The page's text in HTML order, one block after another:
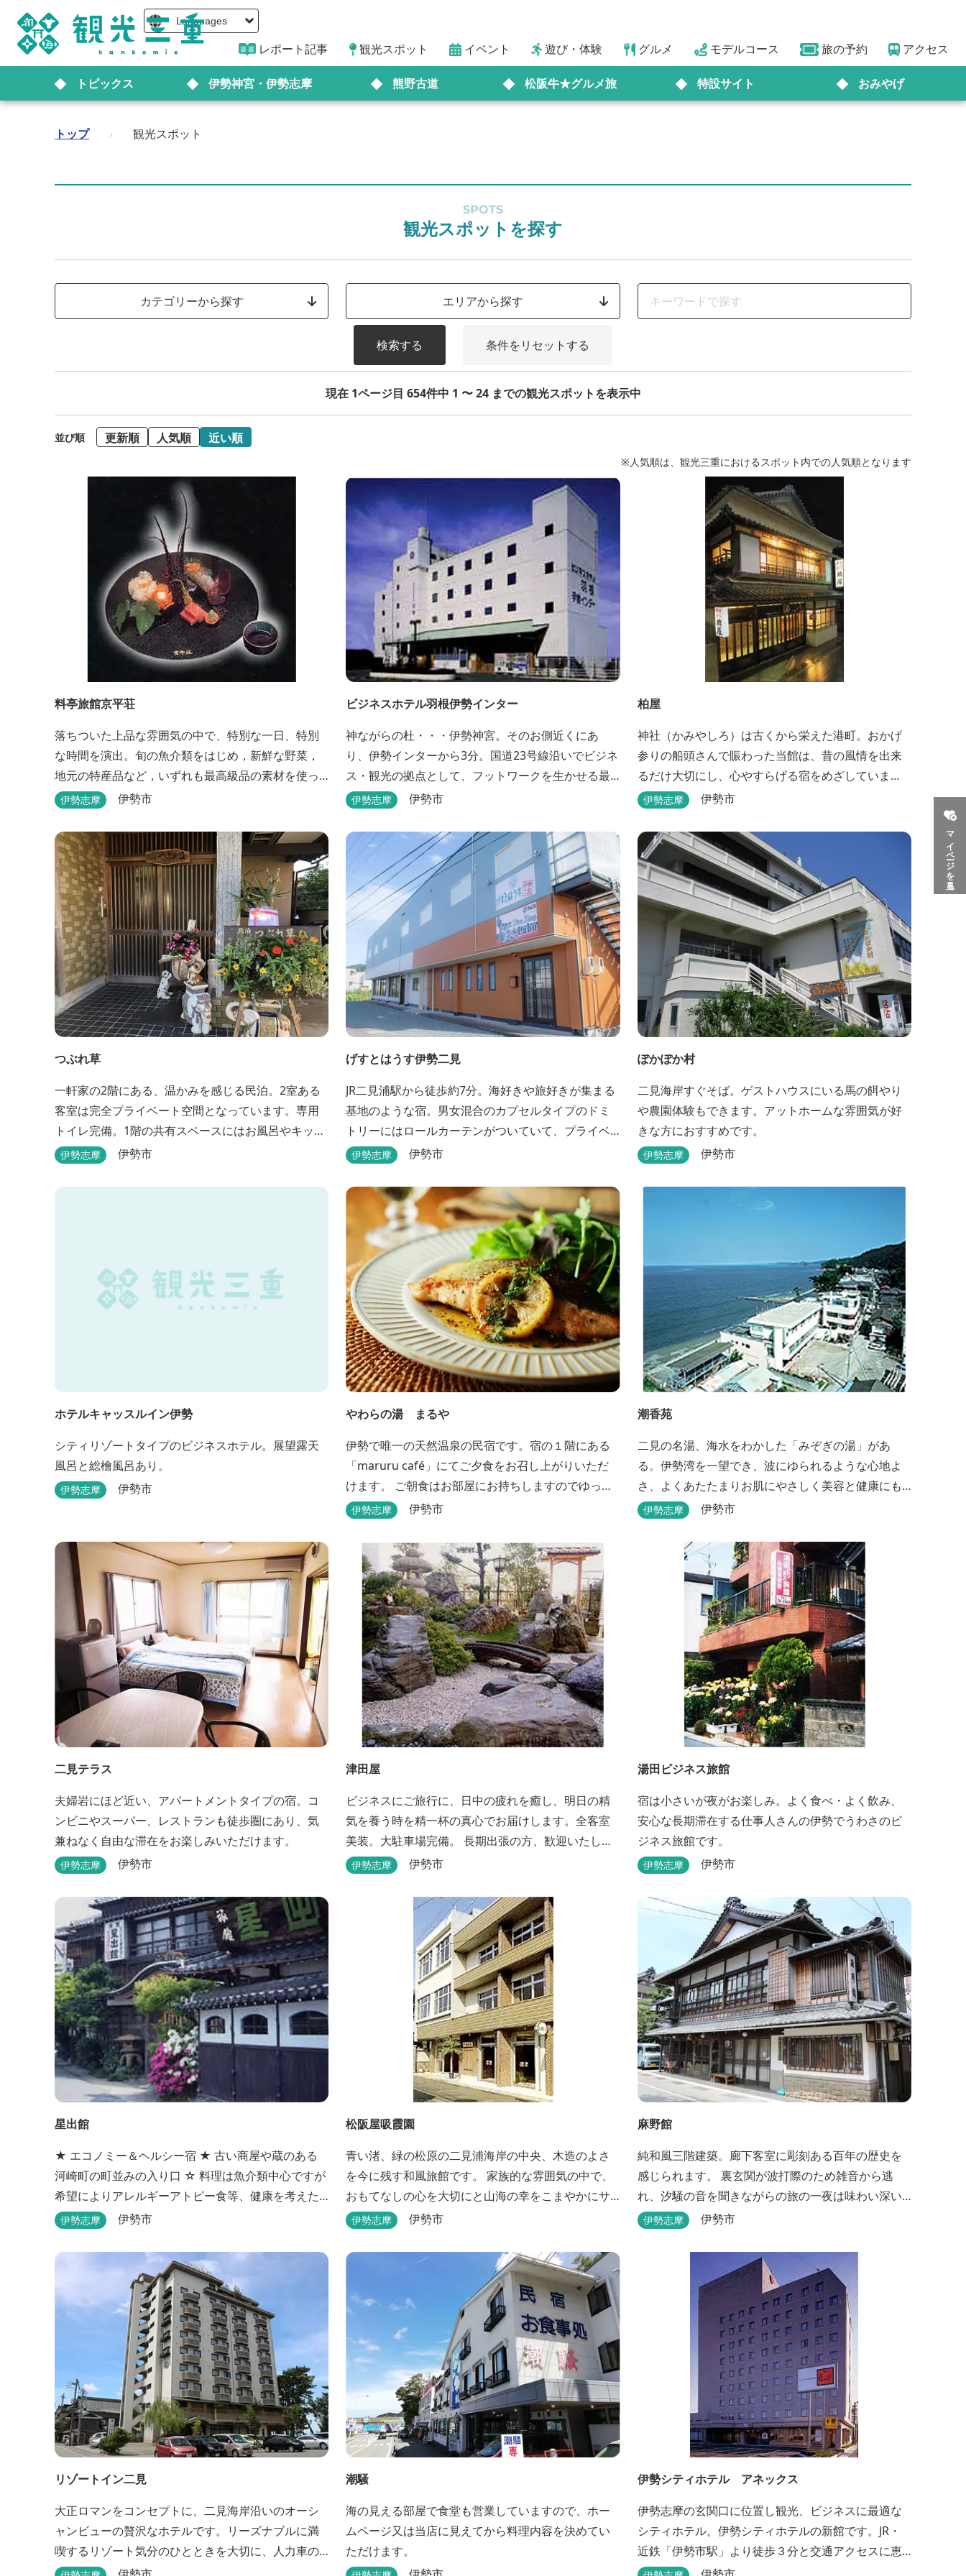
Languages
レポート記事 観光スポット イベント 遊び・体験 グルメ モデルコース 旅の予約 アクセス
トピックス 伊勢神宮・伊勢志摩 熊野古道 松阪牛★グルメ旅 特設サイト おみやげ
マイページを見る
トップ › 観光スポット
SPOTS
観光スポットを探す
カテゴリーから探す エリアから探す
検索する 条件をリセットする
現在 1ページ目 654件中 1 〜 24 までの観光スポットを表示中
並び順 更新順 人気順 近い順
※人気順は、観光三重におけるスポット内での人気順となります
料亭旅館京平荘
落ちついた上品な雰囲気の中で、特別な一日、特別
な時間を演出。旬の魚介類をはじめ，新鮮な野菜，
地元の特産品など，いずれも最高級品の素材を使っ
た懐石料理が一品出しで味わえます。昼食・夕食・
伊勢志摩 伊勢市
ビジネスホテル羽根伊勢インター
神ながらの杜・・・伊勢神宮。そのお側近くにあ
り、伊勢インターから3分。国道23号線沿いでビジネ
ス・観光の拠点として、フットワークを生かせる最
適なホテルです。
伊勢志摩 伊勢市
柏屋
神社（かみやしろ）は古くから栄えた港町。おかげ
参りの船頭さんで賑わった当館は、昔の風情を出来
るだけ大切にし、心やすらげる宿をめざしていま
す。また、伊勢志摩の美味しい海の幸、山の幸を低
伊勢志摩 伊勢市
つぶれ草
一軒家の2階にある、温かみを感じる民泊。2室ある
客室は完全プライベート空間となっています。専用
トイレ完備。1階の共有スペースにはお風呂やキッチ
ンもあります。
伊勢志摩 伊勢市
げすとはうす伊勢二見
JR二見浦駅から徒歩約7分。海好きや旅好きが集まる
基地のような宿。男女混合のカプセルタイプのドミ
トリーにはロールカーテンがついていて、プライベ
ートも守れます。
伊勢志摩 伊勢市
ぽかぽか村
二見海岸すぐそば。ゲストハウスにいる馬の餌やり
や農園体験もできます。アットホームな雰囲気が好
きな方におすすめです。
伊勢志摩 伊勢市
ホテルキャッスルイン伊勢
シティリゾートタイプのビジネスホテル。展望露天
風呂と総檜風呂あり。
伊勢志摩 伊勢市
やわらの湯 まるや
伊勢で唯一の天然温泉の民宿です。宿の１階にある
「maruru café」にてご夕食をお召し上がりいただ
けます。 ご朝食はお部屋にお持ちしますのでゆっく
りとお召し上がりください。 貸切り露天風呂完備、
伊勢志摩 伊勢市
潮香苑
二見の名湯、海水をわかした「みぞぎの湯」があ
る。伊勢湾を一望でき、波にゆられるような心地よ
さ、よくあたたまりお肌にやさしく美容と健康にも
よいと好評をいただいております。
伊勢志摩 伊勢市
二見テラス
夫婦岩にほど近い、アパートメントタイプの宿。コ
ンビニやスーパー、レストランも徒歩圏にあり、気
兼ねなく自由な滞在をお楽しみいただけます。
伊勢志摩 伊勢市
津田屋
ビジネスにご旅行に、日中の疲れを癒し、明日の精
気を養う時を精一杯の真心でお届けします。全客室
美装。大駐車場完備。 長期出張の方、歓迎いたしま
す。浴室は24時間ご利用頂けます。
伊勢志摩 伊勢市
湯田ビジネス旅館
宿は小さいが夜がお楽しみ。よく食べ・よく飲み、
安心な長期滞在する仕事人さんの伊勢でうわさのビ
ジネス旅館です。
伊勢志摩 伊勢市
星出館
★ エコノミー＆ヘルシー宿 ★ 古い商屋や蔵のある
河崎町の町並みの入り口 ☆ 料理は魚介類中心ですが
希望によりアレルギーアトピー食等、健康を考えた
料理も対応（要予約） ☆ 光明石や備長炭を設置した
を！ 【Japanese Inn Group 会員です】
伊勢志摩 伊勢市
松阪屋吸霞園
青い渚、緑の松原の二見浦海岸の中央、木造のよさ
を今に残す和風旅館です。 家族的な雰囲気の中で、
おもてなしの心を大切にと山海の幸をこまやかにサ
ービスさせていただきます。
伊勢志摩 伊勢市
麻野館
純和風三階建築。廊下客室に彫刻ある百年の歴史を
感じられます。 裏玄関が波打際のため雑音から逃
れ、汐騒の音を聞きながらの旅の一夜は味わい深い
ものがあります。 ※別館「いろは館」には、エイリ
た方はビックリしますよ。
伊勢志摩 伊勢市
リゾートイン二見
大正ロマンをコンセプトに、二見海岸沿いのオーシ
ャンビューの贅沢なホテルです。リーズナブルに満
喫するリゾート気分のひとときを大切に、人力車の
あるロビーでは大正時代の趣でお出迎え。そして、
潮騒
海の見える部屋で食堂も営業していますので、ホー
ムページ又は当店に見えてから料理内容を決めてい
ただけます。
伊勢シティホテル アネックス
伊勢志摩の玄関口に位置し観光、ビジネスに最適な
シティホテル。伊勢シティホテルの新館です。JR・
近鉄「伊勢市駅」より徒歩３分と交通アクセスに恵
まれ、ビジネス・観光の拠点として皆様に広くご利